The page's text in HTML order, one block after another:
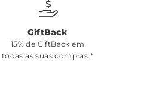
GiftBack
15% de GiftBack em
todas as suas compras.*